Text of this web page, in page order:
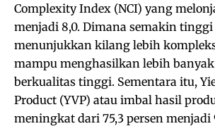
Complexity Index (NCI) yang
menjadi 8,0. Dimana semakin
menunjukkan kilang lebih
mampu menghasilkan lebih
berkualitas tinggi. Sementara itu,
Product (YVP) atau imbal hasil
meningkat dari 75,3 persen menjadi